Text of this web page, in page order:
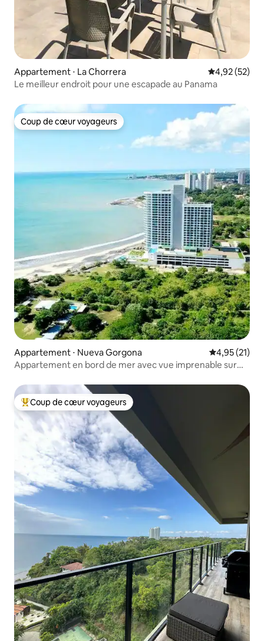
Appartement ⋅ La Chorrera Évaluation
4,92 (52)
Le meilleur endroit pour une escapade au Panama
Coup de cœur voyageurs
Coup de cœur voyageurs
Appartement ⋅ Nueva Gorgona Évaluation
4,95 (21)
Appartement en bord de mer avec vue imprenable sur
Coups de cœur voyageurs les plus appréciés
Coup de cœur voyageurs